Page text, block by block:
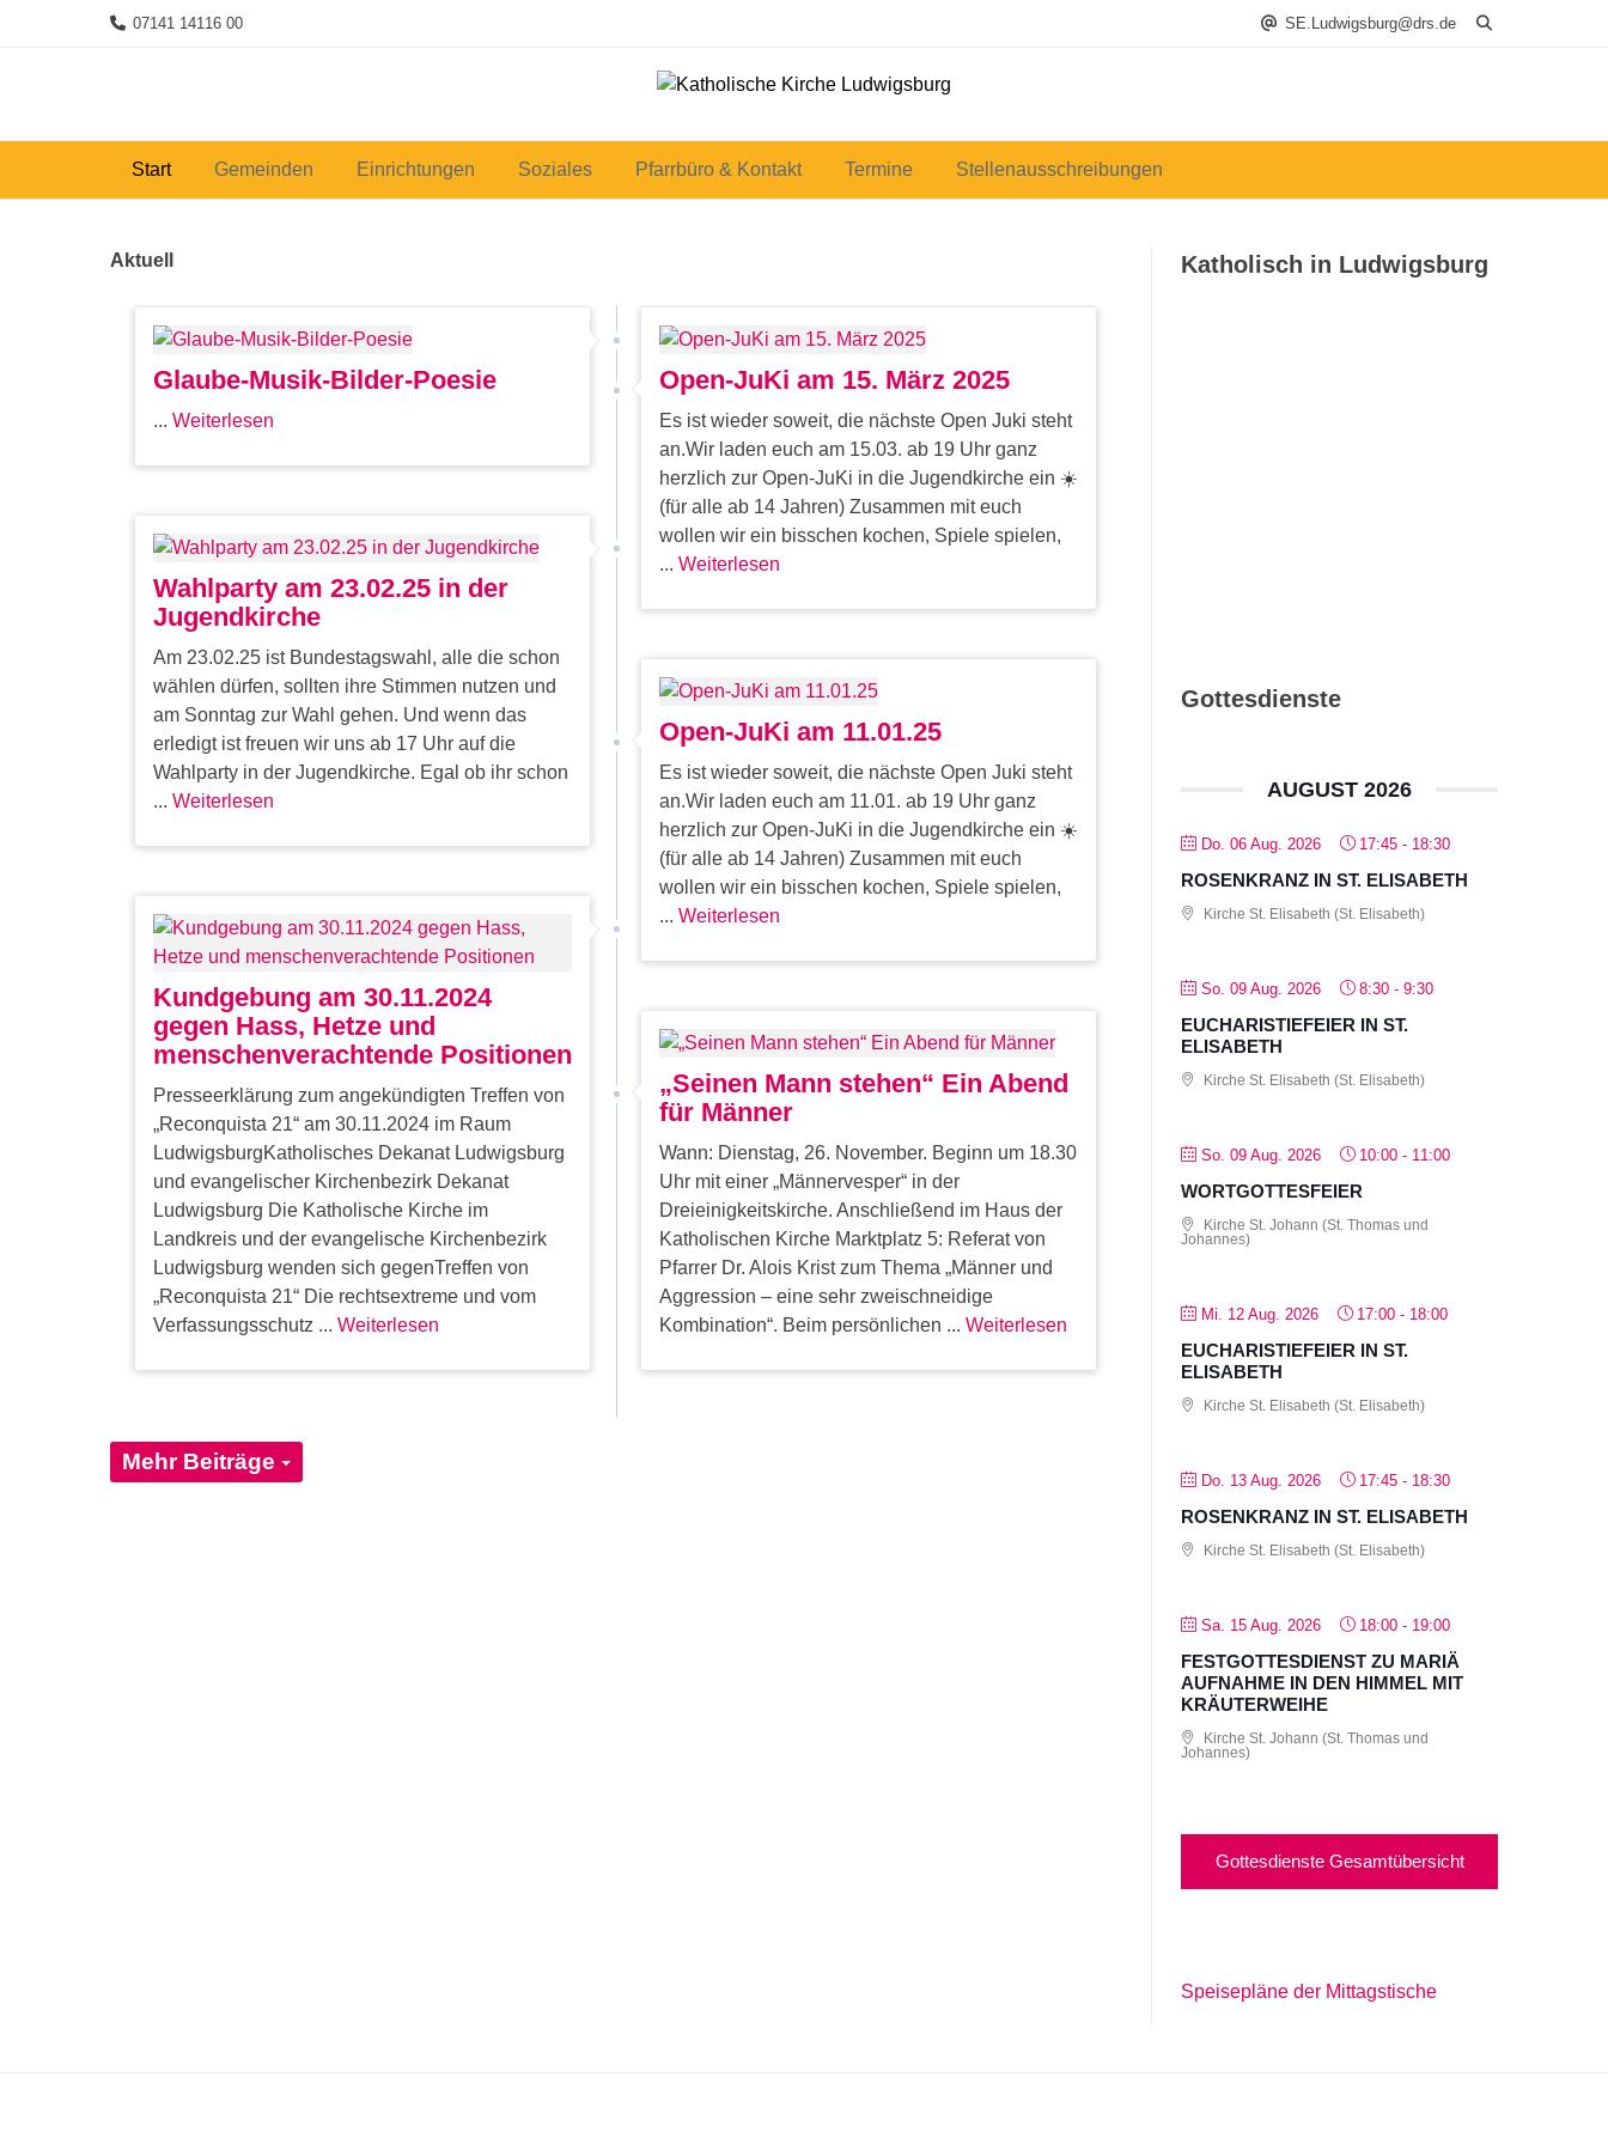
07141 14116 00 SE.Ludwigsburg@drs.de
Start Gemeinden Einrichtungen Soziales Pfarrbüro & Kontakt Termine Stellenausschreibungen
Aktuell
Glaube-Musik-Bilder-Poesie
...Weiterlesen
Open-JuKi am 15. März 2025
Es ist wieder soweit, die nächste Open Juki steht
an.Wir laden euch am 15.03. ab 19 Uhr ganz
herzlich zur Open-JuKi in die Jugendkirche ein ☀️
(für alle ab 14 Jahren) Zusammen mit euch
wollen wir ein bisschen kochen, Spiele spielen,
... Weiterlesen
Wahlparty am 23.02.25 in der
Jugendkirche
Am 23.02.25 ist Bundestagswahl, alle die schon
wählen dürfen, sollten ihre Stimmen nutzen und
am Sonntag zur Wahl gehen. Und wenn das
erledigt ist freuen wir uns ab 17 Uhr auf die
Wahlparty in der Jugendkirche. Egal ob ihr schon
...Weiterlesen
Open-JuKi am 11.01.25
Es ist wieder soweit, die nächste Open Juki steht
an.Wir laden euch am 11.01. ab 19 Uhr ganz
herzlich zur Open-JuKi in die Jugendkirche ein ☀️
(für alle ab 14 Jahren) Zusammen mit euch
wollen wir ein bisschen kochen, Spiele spielen,
... Weiterlesen
Kundgebung am 30.11.2024
gegen Hass, Hetze und
menschenverachtende Positionen
Presseerklärung zum angekündigten Treffen von
„Reconquista 21“ am 30.11.2024 im Raum
LudwigsburgKatholisches Dekanat Ludwigsburg
und evangelischer Kirchenbezirk Dekanat
Ludwigsburg Die Katholische Kirche im
Landkreis und der evangelische Kirchenbezirk
Ludwigsburg wenden sich gegenTreffen von
„Reconquista 21“ Die rechtsextreme und vom
Verfassungsschutz ...Weiterlesen
„Seinen Mann stehen“ Ein Abend
für Männer
Wann: Dienstag, 26. November. Beginn um 18.30
Uhr mit einer „Männervesper“ in der
Dreieinigkeitskirche. Anschließend im Haus der
Katholischen Kirche Marktplatz 5: Referat von
Pfarrer Dr. Alois Krist zum Thema „Männer und
Aggression – eine sehr zweischneidige
Kombination“. Beim persönlichen ... Weiterlesen
Mehr Beiträge
Katholisch in Ludwigsburg
Gottesdienste
AUGUST 2026
Do. 06 Aug. 2026 17:45 - 18:30
ROSENKRANZ IN ST. ELISABETH
Kirche St. Elisabeth (St. Elisabeth)
So. 09 Aug. 2026 8:30 - 9:30
EUCHARISTIEFEIER IN ST.
ELISABETH
Kirche St. Elisabeth (St. Elisabeth)
So. 09 Aug. 2026 10:00 - 11:00
WORTGOTTESFEIER
Kirche St. Johann (St. Thomas und
Johannes)
Mi. 12 Aug. 2026 17:00 - 18:00
EUCHARISTIEFEIER IN ST.
ELISABETH
Kirche St. Elisabeth (St. Elisabeth)
Do. 13 Aug. 2026 17:45 - 18:30
ROSENKRANZ IN ST. ELISABETH
Kirche St. Elisabeth (St. Elisabeth)
Sa. 15 Aug. 2026 18:00 - 19:00
FESTGOTTESDIENST ZU MARIÄ
AUFNAHME IN DEN HIMMEL MIT
KRÄUTERWEIHE
Kirche St. Johann (St. Thomas und
Johannes)
Gottesdienste Gesamtübersicht
Speisepläne der Mittagstische